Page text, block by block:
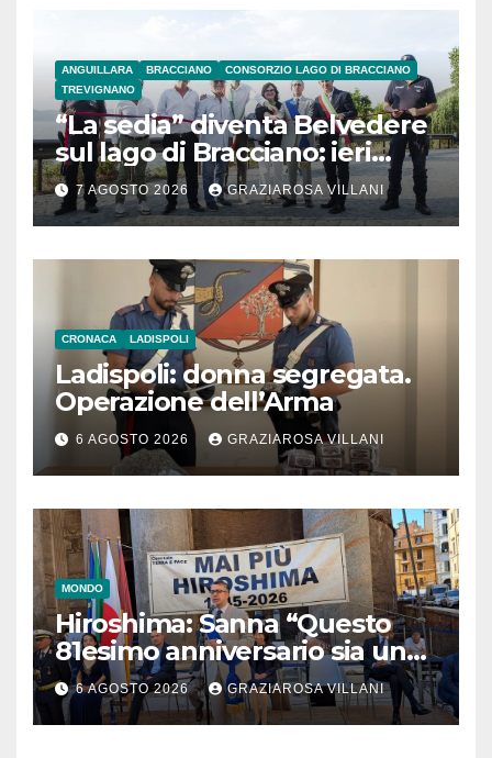
ANGUILLARA BRACCIANO
CONSORZIO LAGO DI BRACCIANO
TREVIGNANO
“La sedia” diventa Belvedere
sul lago di Bracciano: ieri
l’inaugurazione
7 AGOSTO 2026 GRAZIAROSA VILLANI
CRONACA LADISPOLI
Ladispoli: donna segregata.
Operazione dell’Arma
6 AGOSTO 2026 GRAZIAROSA VILLANI
MONDO
Hiroshima: Sanna “Questo
81esimo anniversario sia un
monito per tutti”
6 AGOSTO 2026 GRAZIAROSA VILLANI